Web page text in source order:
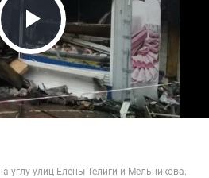
Play Video